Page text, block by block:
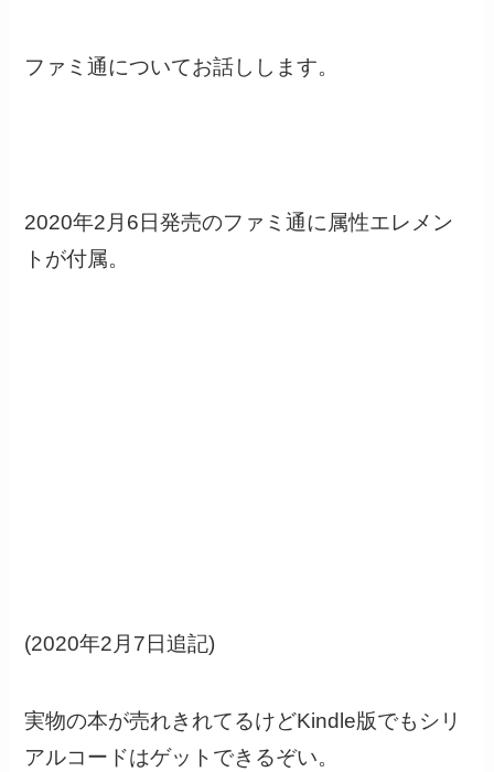
ファミ通についてお話しします。
2020年2月6日発売のファミ通に属性エレメン
トが付属。
(2020年2月7日追記)
実物の本が売れきれてるけどKindle版でもシリ
アルコードはゲットできるぞい。